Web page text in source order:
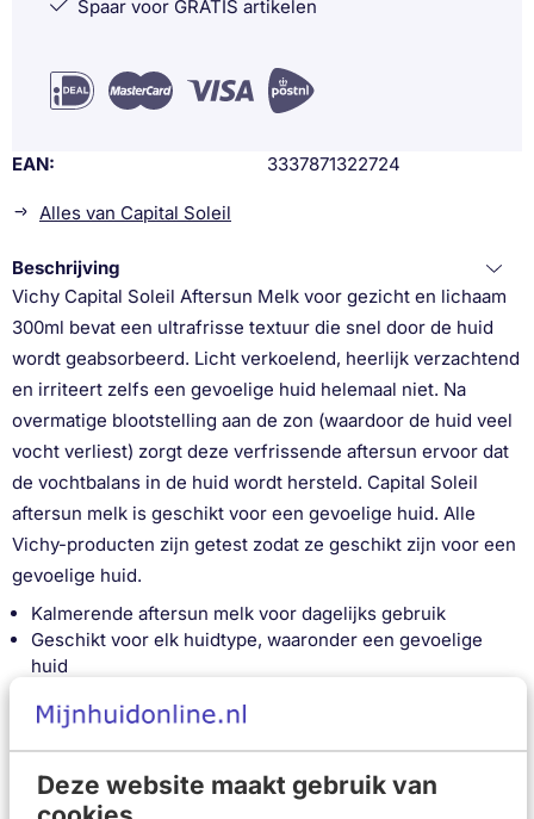
Deze website maakt gebruik van
Spaar voor GRATIS artikelen
EAN 3337871322724
Alles van Capital Soleil
Beschrijving
Vichy Capital Soleil Aftersun Melk voor gezicht en lichaam
300ml bevat een ultrafrisse textuur die snel door de huid
wordt geabsorbeerd. Licht verkoelend, heerlijk verzachtend
en irriteert zelfs een gevoelige huid helemaal niet. Na
overmatige blootstelling aan de zon (waardoor de huid veel
vocht verliest) zorgt deze verfrissende aftersun ervoor dat
de vochtbalans in de huid wordt hersteld. Capital Soleil
aftersun melk is geschikt voor een gevoelige huid. Alle
Vichy-producten zijn getest zodat ze geschikt zijn voor een
gevoelige huid.
Kalmerende aftersun melk voor dagelijks gebruik
Geschikt voor elk huidtype, waaronder een gevoelige
huid
lipidenconcentraat
Hydrateert intensief, maakt de huid zichtbaar voller en
steviger en vult fijne lijntjes op met behulp van
hyaluronzuur